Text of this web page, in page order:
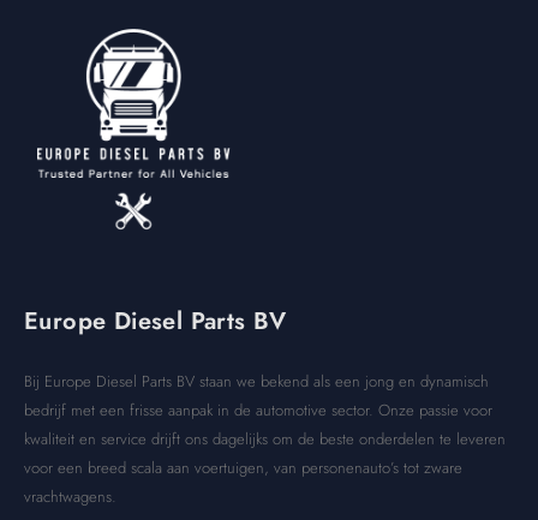
Europe Diesel Parts BV
Bij Europe Diesel Parts BV staan we bekend als een jong en dynamisch
bedrijf met een frisse aanpak in de automotive sector. Onze passie voor
kwaliteit en service drijft ons dagelijks om de beste onderdelen te leveren
voor een breed scala aan voertuigen, van personenauto’s tot zware
vrachtwagens.